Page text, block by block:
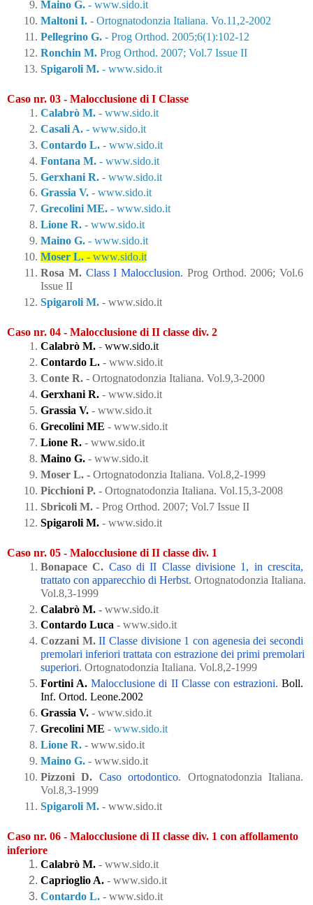
Maino G. - www.sido.it
Maltoni I. - Ortognatodonzia Italiana. Vo.11,2-2002
Pellegrino G. - Prog Orthod. 2005;6(1):102-12
Ronchin M. Prog Orthod. 2007; Vol.7 Issue II
Spigaroli M. - www.sido.it
Caso nr. 03 - Malocclusione di I Classe
Calabrò M. - www.sido.it
Casali A. - www.sido.it
Contardo L. - www.sido.it
Fontana M. - www.sido.it
Gerxhani R. - www.sido.it
Grassia V. - www.sido.it
Grecolini ME. - www.sido.it
Lione R. - www.sido.it
Maino G. - www.sido.it
Moser L. - www.sido.it
Rosa M. Class I Malocclusion. Prog Orthod. 2006; Vol.6
Issue II
Spigaroli M. - www.sido.it
Caso nr. 04 - Malocclusione di II classe div. 2
Calabrò M. - www.sido.it
Contardo L. - www.sido.it
Conte R. - Ortognatodonzia Italiana. Vol.9,3-2000
Gerxhani R. - www.sido.it
Grassia V. - www.sido.it
Grecolini ME - www.sido.it
Lione R. - www.sido.it
Maino G. - www.sido.it
Moser L. - Ortognatodonzia Italiana. Vol.8,2-1999
Picchioni P. - Ortognatodonzia Italiana. Vol.15,3-2008
Sbricoli M. - Prog Orthod. 2007; Vol.7 Issue II
Spigaroli M. - www.sido.it
Caso nr. 05 - Malocclusione di II classe div. 1
Bonapace C. Caso di II Classe divisione 1, in crescita,
trattato con apparecchio di Herbst. Ortognatodonzia Italiana.
Vol.8,3-1999
Calabrò M. - www.sido.it
Contardo Luca - www.sido.it
Cozzani M. II Classe divisione 1 con agenesia dei secondi
premolari inferiori trattata con estrazione dei primi premolari
superiori. Ortognatodonzia Italiana. Vol.8,2-1999
Fortini A. Malocclusione di II Classe con estrazioni. Boll.
Inf. Ortod. Leone.2002
Grassia V. - www.sido.it
Grecolini ME - www.sido.it
Lione R. - www.sido.it
Maino G. - www.sido.it
Pizzoni D. Caso ortodontico. Ortognatodonzia Italiana.
Vol.8,3-1999
Spigaroli M. - www.sido.it
Caso nr. 06 - Malocclusione di II classe div. 1 con affollamento
inferiore
Calabrò M. - www.sido.it
Caprioglio A. - www.sido.it
Contardo L. - www.sido.it